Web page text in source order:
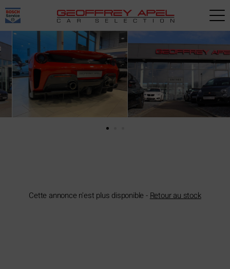
Cette annonce n'est plus disponible - Retour au stock